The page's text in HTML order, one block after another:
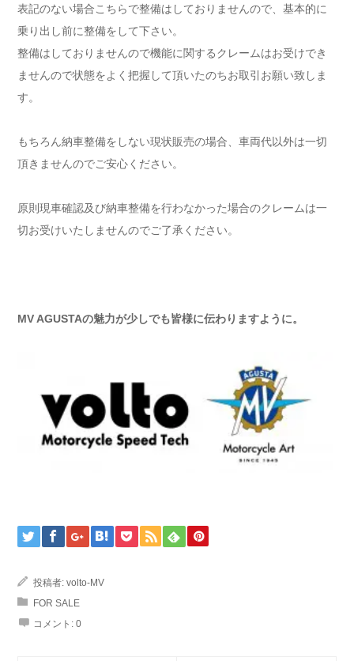
表記のない場合こちらで整備はしておりませんので、基本的に
乗り出し前に整備をして下さい。
整備はしておりませんので機能に関するクレームはお受けでき
ませんので状態をよく把握して頂いたのちお取引お願い致しま
す。
もちろん納車整備をしない現状販売の場合、車両代以外は一切
頂きませんのでご安心ください。
原則現車確認及び納車整備を行わなかった場合のクレームは一
切お受けいたしませんのでご了承ください。
MV AGUSTAの魅力が少しでも皆様に伝わりますように。
投稿者: volto-MV
FOR SALE
コメント: 0